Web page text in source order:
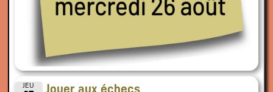
JEU Jouer aux échecs